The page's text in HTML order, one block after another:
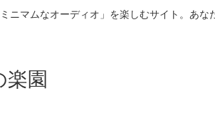
マムなオーディオ」を楽しむサイト。あな
楽園